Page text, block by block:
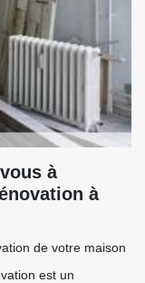
à
à
de votre maison
est un